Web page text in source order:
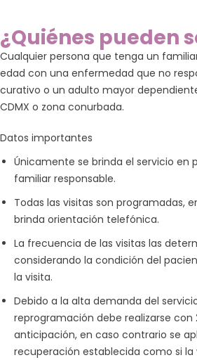
¿Quiénes pueden
Cualquier persona que tenga un
edad con una enfermedad que no
curativo o un adulto mayor
CDMX o zona conurbada.
Datos importantes
Únicamente se brinda el servicio en
familiar responsable.
Todas las visitas son programadas,
brinda orientación telefónica.
La frecuencia de las visitas las
considerando la condición del
la visita.
Debido a la alta demanda del
reprogramación debe realizarse con
anticipación, en caso contrario se
recuperación establecida como si la